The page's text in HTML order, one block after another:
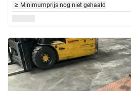
Minimumprijs nog niet gehaald